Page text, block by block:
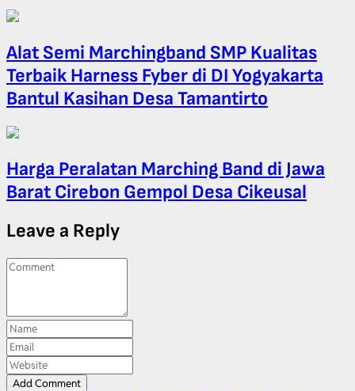
Alat Semi Marchingband SMP Kualitas
Terbaik Harness Fyber di DI Yogyakarta
Bantul Kasihan Desa Tamantirto
Harga Peralatan Marching Band di Jawa
Barat Cirebon Gempol Desa Cikeusal
Leave a Reply
Add Comment